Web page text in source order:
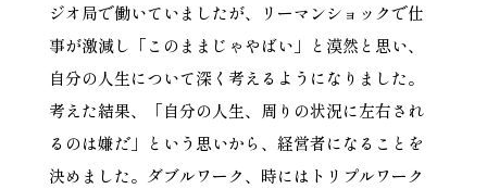
ジオ局で働いていましたが、リーマンショックで仕
事が激減し「このままじゃやばい」と漠然と思い、
自分の人生について深く考えるようになりました。
考えた結果、「自分の人生、周りの状況に左右され
るのは嫌だ」という思いから、経営者になることを
決めました。ダブルワーク、時にはトリプルワーク